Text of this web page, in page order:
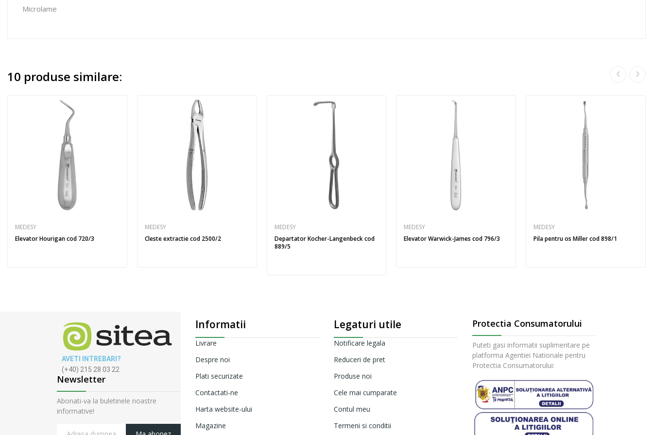
Microlame
10 produse similare:
MEDESY
Elevator Hourigan cod 720/3
MEDESY
Cleste extractie cod 2500/2
MEDESY
Departator Kocher-Langenbeck cod
889/5
MEDESY
Elevator Warwick-James cod 796/3
MEDESY
Pila pentru os Miller cod 898/1
AVETI INTREBARI?
(+40) 215 28 03 22
Newsletter
Abonati-va la buletinele noastre
informative!
Informatii
Livrare
Despre noi
Plati securizate
Contactati-ne
Harta website-ului
Magazine
Legaturi utile
Notificare legala
Reduceri de pret
Produse noi
Cele mai cumparate
Contul meu
Termeni si conditii
Protectia Consumatorului
Puteti gasi informatii suplimentare pe
platforma Agentiei Nationale pentru
Protectia Consumatorului: